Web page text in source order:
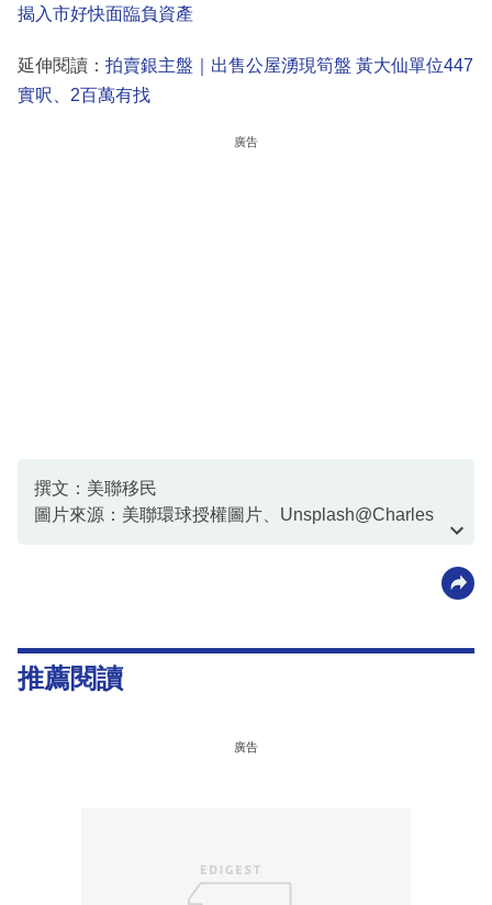
揭入市好快面臨負資產
延伸閱讀： 拍賣銀主盤｜出售公屋湧現筍盤 黃大仙單位447
實呎、2百萬有找
廣告
撰文：美聯移民
圖片來源：美聯環球授權圖片、Unsplash@Charles
推薦閱讀
廣告